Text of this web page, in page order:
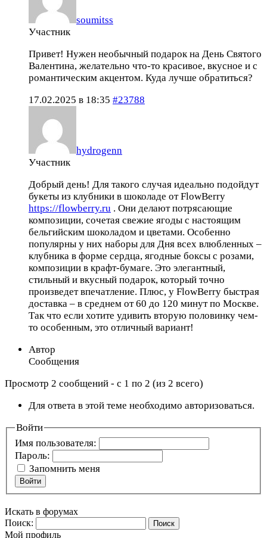
soumitss
Участник
Привет! Нужен необычный подарок на День Святого
Валентина, желательно что-то красивое, вкусное и с
романтическим акцентом. Куда лучше обратиться?
17.02.2025 в 18:35 #23788
hydrogenn
Участник
Добрый день! Для такого случая идеально подойдут
букеты из клубники в шоколаде от FlowBerry
https://flowberry.ru . Они делают потрясающие
композиции, сочетая свежие ягоды с настоящим
бельгийским шоколадом и цветами. Особенно
популярны у них наборы для Дня всех влюбленных –
клубника в форме сердца, ягодные боксы с розами,
композиции в крафт-бумаге. Это элегантный,
стильный и вкусный подарок, который точно
произведет впечатление. Плюс, у FlowBerry быстрая
доставка – в среднем от 60 до 120 минут по Москве.
Так что если хотите удивить вторую половинку чем-
то особенным, это отличный вариант!
Автор
Сообщения
Просмотр 2 сообщений - с 1 по 2 (из 2 всего)
Для ответа в этой теме необходимо авторизоваться.
Войти
Имя пользователя:
Пароль:
Запомнить меня
Войти
Искать в форумах
Поиск:
Мой профиль